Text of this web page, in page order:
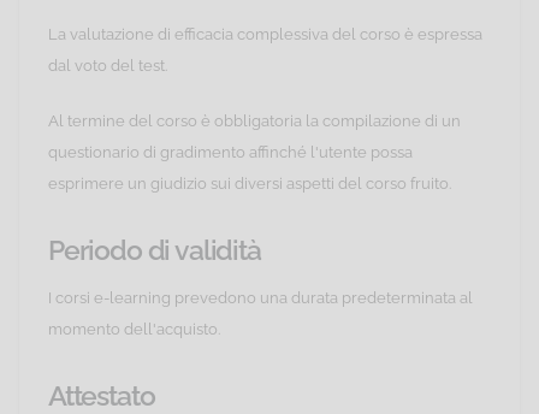
La valutazione di efficacia complessiva del corso è espressa
dal voto del test.
Al termine del corso è obbligatoria la compilazione di un
questionario di gradimento affinché l'utente possa
esprimere un giudizio sui diversi aspetti del corso fruito.
Periodo di validità
I corsi e-learning prevedono una durata predeterminata al
momento dell'acquisto.
Attestato